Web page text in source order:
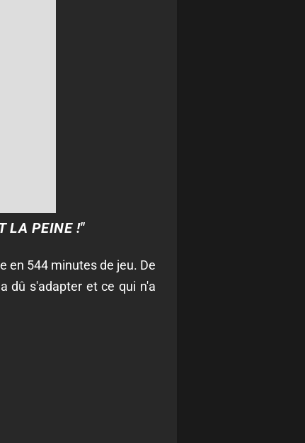
LA PEINE !"
en 544 minutes de jeu. De
dû s'adapter et ce qui n'a